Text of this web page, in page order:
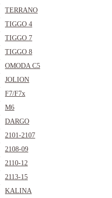
TERRANO
TIGGO 4
TIGGO 7
TIGGO 8
OMODA C5
JOLION
F7/F7x
M6
DARGO
2101-2107
2108-09
2110-12
2113-15
KALINA